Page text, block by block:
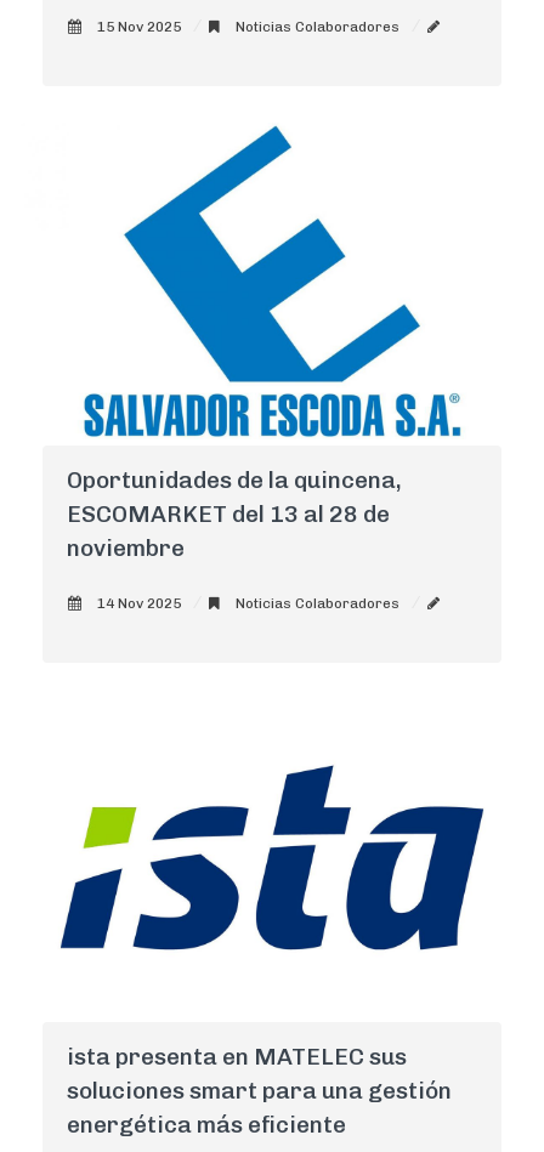
15 Nov 2025
Noticias Colaboradores
Oportunidades de la quincena,
ESCOMARKET del 13 al 28 de
noviembre
14 Nov 2025
Noticias Colaboradores
ista presenta en MATELEC sus
soluciones smart para una gestión
energética más eficiente